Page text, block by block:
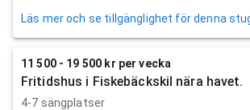
Läs mer och se tillgänglighet för denna
11 500 - 19 500 kr per vecka
Fritidshus i Fiskebäckskil nära havet.
4-7 sängplatser